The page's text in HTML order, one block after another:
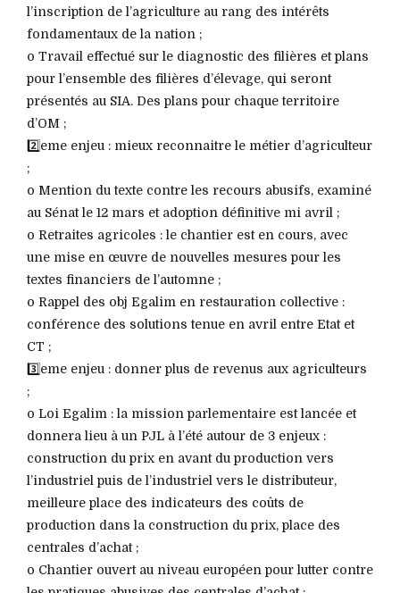
l’inscription de l’agriculture au rang des intérêts
fondamentaux de la nation ;
o Travail effectué sur le diagnostic des filières et plans
pour l’ensemble des filières d’élevage, qui seront
présentés au SIA. Des plans pour chaque territoire
d’OM ;
2️⃣eme enjeu : mieux reconnaitre le métier d’agriculteur
;
o Mention du texte contre les recours abusifs, examiné
au Sénat le 12 mars et adoption définitive mi avril ;
o Retraites agricoles : le chantier est en cours, avec
une mise en œuvre de nouvelles mesures pour les
textes financiers de l’automne ;
o Rappel des obj Egalim en restauration collective :
conférence des solutions tenue en avril entre Etat et
CT ;
3️⃣eme enjeu : donner plus de revenus aux agriculteurs
;
o Loi Egalim : la mission parlementaire est lancée et
donnera lieu à un PJL à l’été autour de 3 enjeux :
construction du prix en avant du production vers
l’industriel puis de l’industriel vers le distributeur,
meilleure place des indicateurs des coûts de
production dans la construction du prix, place des
centrales d’achat ;
o Chantier ouvert au niveau européen pour lutter contre